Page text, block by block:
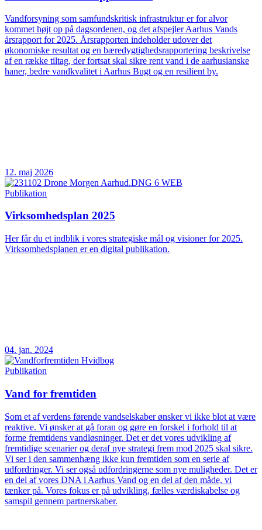
Vandforsyning som samfundskritisk infrastruktur er for alvor
kommet højt op på dagsordenen, og det afspejler Aarhus Vands
årsrapport for 2025. Årsrapporten indeholder udover det
økonomiske resultat og en bæredygtighedsrapportering beskrivelse
af en række tiltag, der fortsat skal sikre rent vand i de aarhusianske
haner, bedre vandkvalitet i Aarhus Bugt og en resilient by.
12. maj 2026
Publikation
Virksomhedsplan 2025
Her får du et indblik i vores strategiske mål og visioner for 2025.
Virksomhedsplanen er en digital publikation.
04. jan. 2024
Publikation
Vand for fremtiden
Som et af verdens førende vandselskaber ønsker vi ikke blot at være
reaktive. Vi ønsker at gå foran og gøre en forskel i forhold til at
forme fremtidens vandløsninger. Det er det vores udvikling af
fremtidige scenarier og deraf nye strategi frem mod 2025 skal sikre.
Vi ser i den sammenhæng ikke kun fremtiden som en serie af
udfordringer. Vi ser også udfordringerne som nye muligheder. Det er
en del af vores DNA i Aarhus Vand og en del af den måde, vi
tænker på. Vores fokus er på udvikling, fælles værdiskabelse og
samspil gennem partnerskaber.